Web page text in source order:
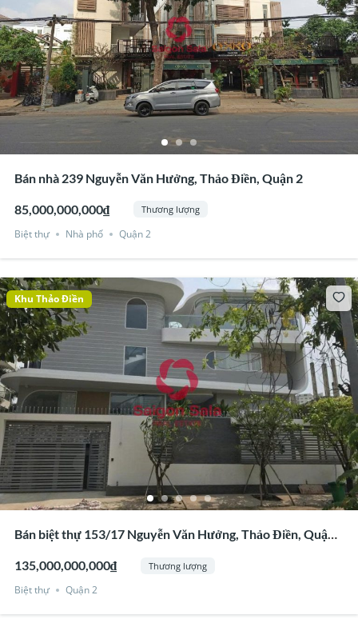
Bán nhà 239 Nguyễn Văn Hưởng, Thảo Điền, Quận 2
85,000,000,000₫ Thương lượng
Biệt thự Nhà phố Quận 2
Khu Thảo Điền
Bán biệt thự 153/17 Nguyễn Văn Hưởng, Thảo Điền, Quận
135,000,000,000₫
Thương lượng
Biệt thự Quận 2